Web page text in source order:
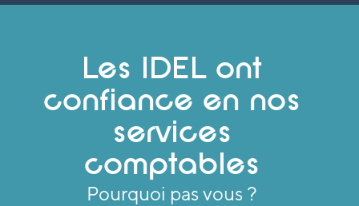
Les IDEL ont
confiance en nos
services
comptables
Pourquoi pas vous ?